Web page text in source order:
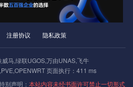
里云盘订阅下载说明
04-25
注册协议 隐私政策
马,绿联UGOS,万由UNAS,飞牛
页面执行：411 ms
别声明： 本站内容未经书面许可禁止一切形式